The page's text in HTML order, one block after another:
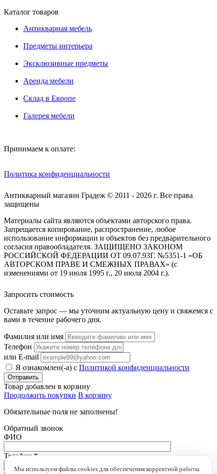
Каталог товаров
Антикварная мебель
Предметы интерьера
Эксклюзивные предметы
Аренда мебели
Склад в Европе
Галерея мебели
Принимаем к оплате:
Политика конфиденциальности
Антикварный магазин Градеж © 2011 - 2026 г. Все права
защищены
Материалы сайта являются объектами авторского права.
Запрещается копирование, распространение, любое
использование информации и объектов без предварительного
согласия правообладателя. ЗАЩИЩЕНО ЗАКОНОМ
РОССИЙСКОЙ ФЕДЕРАЦИИ ОТ 09.07.93Г. №5351-1 «ОБ
АВТОРСКОМ ПРАВЕ И СМЕЖНЫХ ПРАВАХ» (с
изменениями от 19 июля 1995 г., 20 июля 2004 г.).
Мы используем файлы cookies для обеспечения корректной работы
Запросить стоимость
Оставьте запрос — мы уточним актуальную цену и свяжемся с
вами в течение рабочего дня.
Фамилия или имя
Телефон
или E-mail
Я ознакомлен(-а) с Политикой конфиденциальности
Товар добавлен в корзину
Продолжить покупки В корзину
Обязательные поля не заполнены!
Обратный звонок
ФИО
Телефон*